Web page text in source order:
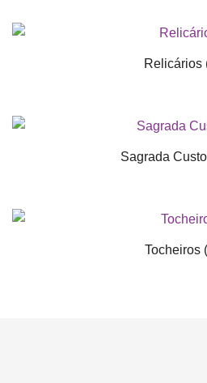
Relicários
Sagrada
Tocheiros